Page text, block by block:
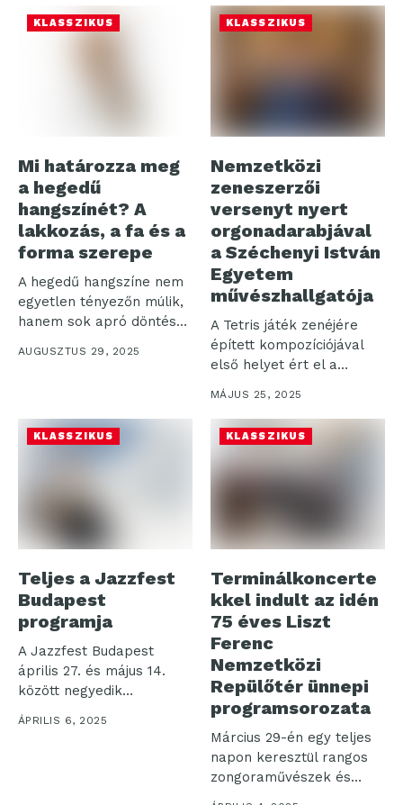
KLASSZIKUS
Mi határozza meg
a hegedű
hangszínét? A
lakkozás, a fa és a
forma szerepe
A hegedű hangszíne nem
egyetlen tényezőn múlik,
hanem sok apró döntés
AUGUSZTUS 29, 2025
KLASSZIKUS
Nemzetközi
zeneszerzői
versenyt nyert
orgonadarabjával
a Széchenyi István
Egyetem
művészhallgatója
A Tetris játék zenéjére
épített kompozíciójával
első helyet ért el a
rangos...
MÁJUS 25, 2025
KLASSZIKUS
Teljes a Jazzfest
Budapest
programja
A Jazzfest Budapest
április 27. és május 14.
között negyedik
alkalommal hozza...
ÁPRILIS 6, 2025
KLASSZIKUS
Terminálkoncerte
kkel indult az idén
75 éves Liszt
Ferenc
Nemzetközi
Repülőtér ünnepi
programsorozata
Március 29-én egy teljes
napon keresztül rangos
zongoraművészek és
fiatal tehetségek